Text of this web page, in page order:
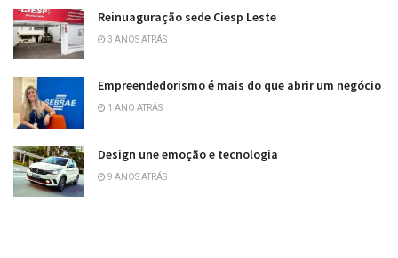
Reinuaguração sede Ciesp Leste
3 ANOS ATRÁS
Empreendedorismo é mais do que abrir um negócio
1 ANO ATRÁS
Design une emoção e tecnologia
9 ANOS ATRÁS